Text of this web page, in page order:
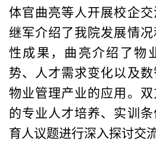
体官曲亮等人开展校企
继军介绍了我院发展情
性成果 ，曲亮介绍了物
势、人才需求变化以及
物业管理产业的应用。
的专业人才培养、 实训
育人议题进行深入探讨交